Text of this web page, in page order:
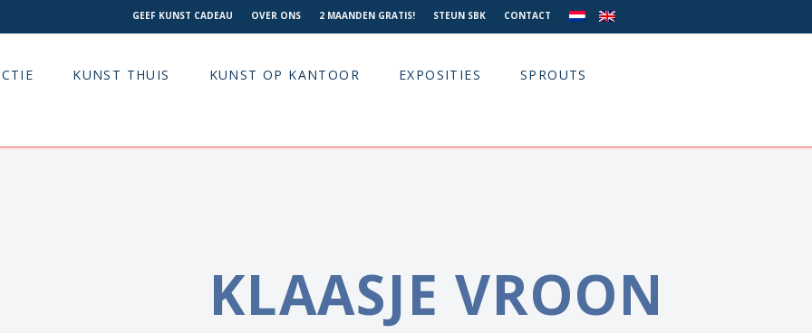
GEEF KUNST CADEAU OVER ONS 2 MAANDEN GRATIS! STEUN SBK CONTACT
KUNST THUIS KUNST OP KANTOOR EXPOSITIES SPROUTS
KLAASJE VROON